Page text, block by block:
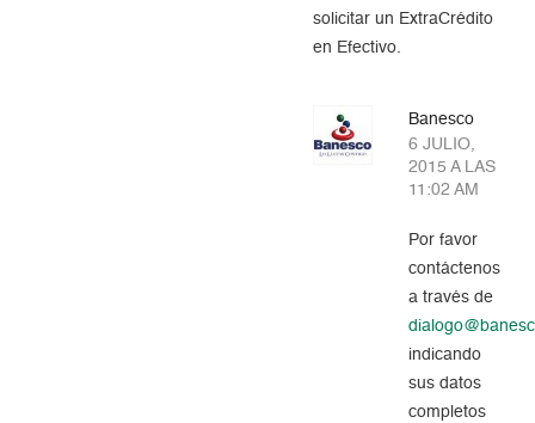
solicitar un ExtraCrédito
en Efectivo.
Banesco
6 JULIO,
2015 A LAS
11:02 AM
Por favor
contáctenos
a través de
indicando
sus datos
completos